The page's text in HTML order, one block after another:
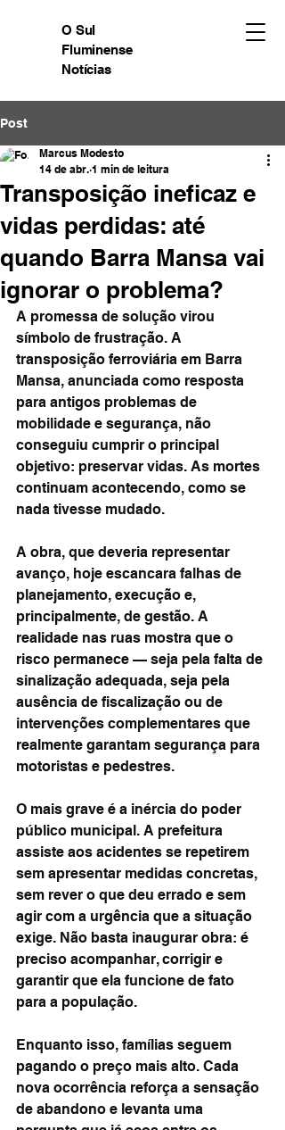
O Sul
Fluminense
Notícias
Post
Transposição ineficaz e
vidas perdidas: até
quando Barra Mansa vai
ignorar o problema?
Marcus Modesto
14 de abr. 1 min de leitura
A promessa de solução virou
símbolo de frustração. A
transposição ferroviária em Barra
Mansa, anunciada como resposta
para antigos problemas de
mobilidade e segurança, não
conseguiu cumprir o principal
objetivo: preservar vidas. As mortes
continuam acontecendo, como se
nada tivesse mudado.
A obra, que deveria representar
avanço, hoje escancara falhas de
planejamento, execução e,
principalmente, de gestão. A
realidade nas ruas mostra que o
risco permanece — seja pela falta de
sinalização adequada, seja pela
ausência de fiscalização ou de
intervenções complementares que
realmente garantam segurança para
motoristas e pedestres.
O mais grave é a inércia do poder
público municipal. A prefeitura
assiste aos acidentes se repetirem
sem apresentar medidas concretas,
sem rever o que deu errado e sem
agir com a urgência que a situação
exige. Não basta inaugurar obra: é
preciso acompanhar, corrigir e
garantir que ela funcione de fato
para a população.
Enquanto isso, famílias seguem
pagando o preço mais alto. Cada
nova ocorrência reforça a sensação
de abandono e levanta uma